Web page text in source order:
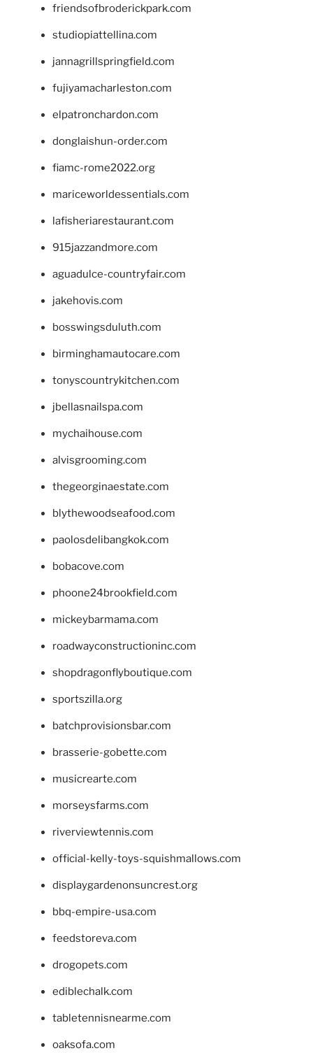
friendsofbroderickpark.com
studiopiattellina.com
jannagrillspringfield.com
fujiyamacharleston.com
elpatronchardon.com
donglaishun-order.com
fiamc-rome2022.org
mariceworldessentials.com
lafisheriarestaurant.com
915jazzandmore.com
aguadulce-countryfair.com
jakehovis.com
bosswingsduluth.com
birminghamautocare.com
tonyscountrykitchen.com
jbellasnailspa.com
mychaihouse.com
alvisgrooming.com
thegeorginaestate.com
blythewoodseafood.com
paolosdelibangkok.com
bobacove.com
phoone24brookfield.com
mickeybarmama.com
roadwayconstructioninc.com
shopdragonflyboutique.com
sportszilla.org
batchprovisionsbar.com
brasserie-gobette.com
musicrearte.com
morseysfarms.com
riverviewtennis.com
official-kelly-toys-squishmallows.com
displaygardenonsuncrest.org
bbq-empire-usa.com
feedstoreva.com
drogopets.com
ediblechalk.com
tabletennisnearme.com
oaksofa.com